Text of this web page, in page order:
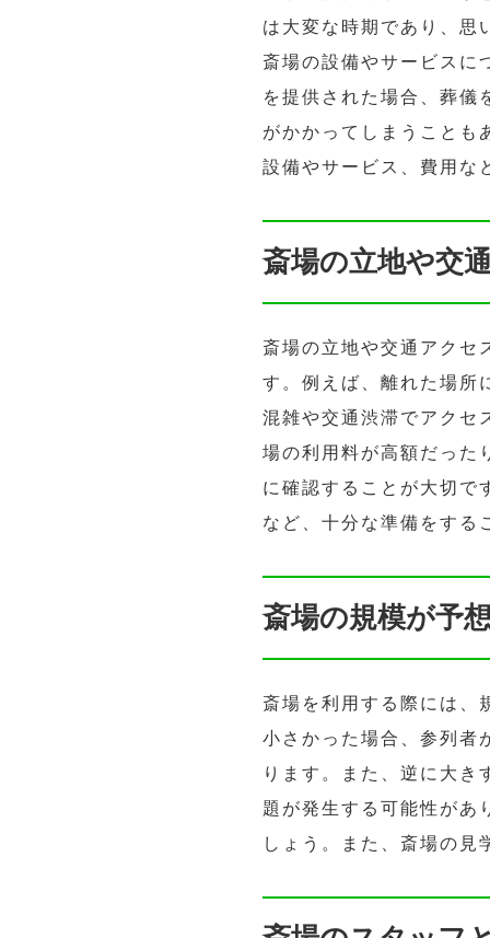
は大変な時期であり、思
斎場の設備やサービスに
を提供された場合、葬儀
がかかってしまうことも
設備やサービス、費用な
斎場の立地や交
斎場の立地や交通アクセ
す。例えば、離れた場所
混雑や交通渋滞でアクセ
場の利用料が高額だった
に確認することが大切で
など、十分な準備をする
斎場の規模が予
斎場を利用する際には、
小さかった場合、参列者
ります。また、逆に大き
題が発生する可能性があ
しょう。また、斎場の見